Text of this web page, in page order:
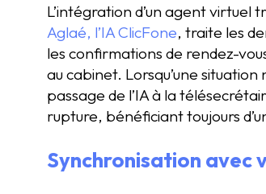
L’intégration d’un agent
Aglaé, l’IA ClicFone, traite les
les confirmations de rendez-
au cabinet. Lorsqu’une
passage de l’IA à la
rupture, bénéficiant toujours
Synchronisation avec